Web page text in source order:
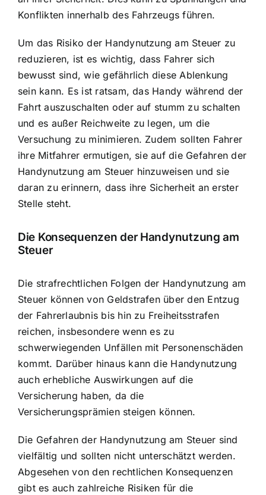
Konflikten innerhalb des Fahrzeugs führen.
Um das Risiko der Handynutzung am Steuer zu
reduzieren, ist es wichtig, dass Fahrer sich
bewusst sind, wie gefährlich diese Ablenkung
sein kann. Es ist ratsam, das Handy während der
Fahrt auszuschalten oder auf stumm zu schalten
und es außer Reichweite zu legen, um die
Versuchung zu minimieren. Zudem sollten Fahrer
ihre Mitfahrer ermutigen, sie auf die Gefahren der
Handynutzung am Steuer hinzuweisen und sie
daran zu erinnern, dass ihre Sicherheit an erster
Stelle steht.
Die Konsequenzen der Handynutzung am
Steuer
Die strafrechtlichen Folgen der Handynutzung am
Steuer können von Geldstrafen über den Entzug
der Fahrerlaubnis bis hin zu Freiheitsstrafen
reichen, insbesondere wenn es zu
schwerwiegenden Unfällen mit Personenschäden
kommt. Darüber hinaus kann die Handynutzung
auch erhebliche Auswirkungen auf die
Versicherung haben, da die
Versicherungsprämien steigen können.
Die Gefahren der Handynutzung am Steuer sind
vielfältig und sollten nicht unterschätzt werden.
Abgesehen von den rechtlichen Konsequenzen
gibt es auch zahlreiche Risiken für die